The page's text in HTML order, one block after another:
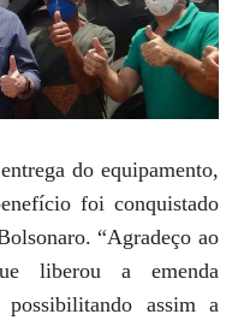
do equipamento,
foi conquistado
“Agradeço ao
liberou a emenda
assim a